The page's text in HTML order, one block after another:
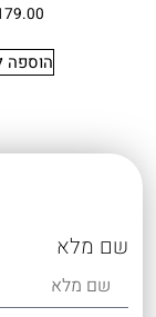
הוספה
שם מלא